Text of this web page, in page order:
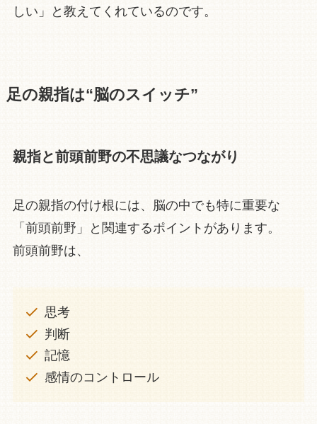
しい」と教えてくれているのです。
足の親指は“脳のスイッチ”
親指と前頭前野の不思議なつながり
足の親指の付け根には、脳の中でも特に重要な
「前頭前野」と関連するポイントがあります。
前頭前野は、
思考
判断
記憶
感情のコントロール